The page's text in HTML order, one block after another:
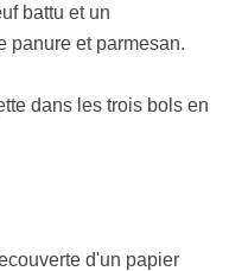
battu et un
panure et parmesan.
dans les trois bols en
d'un papier